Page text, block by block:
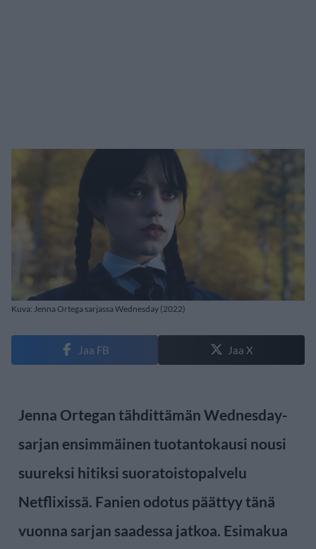
Kuva: Jenna Ortega sarjassa Wednesday (2022)
Jaa FB Jaa X
Jenna Ortegan tähdittämän Wednesday-
sarjan ensimmäinen tuotantokausi nousi
suureksi hitiksi suoratoistopalvelu
Netflixissä. Fanien odotus päättyy tänä
vuonna sarjan saadessa jatkoa. Esimakua